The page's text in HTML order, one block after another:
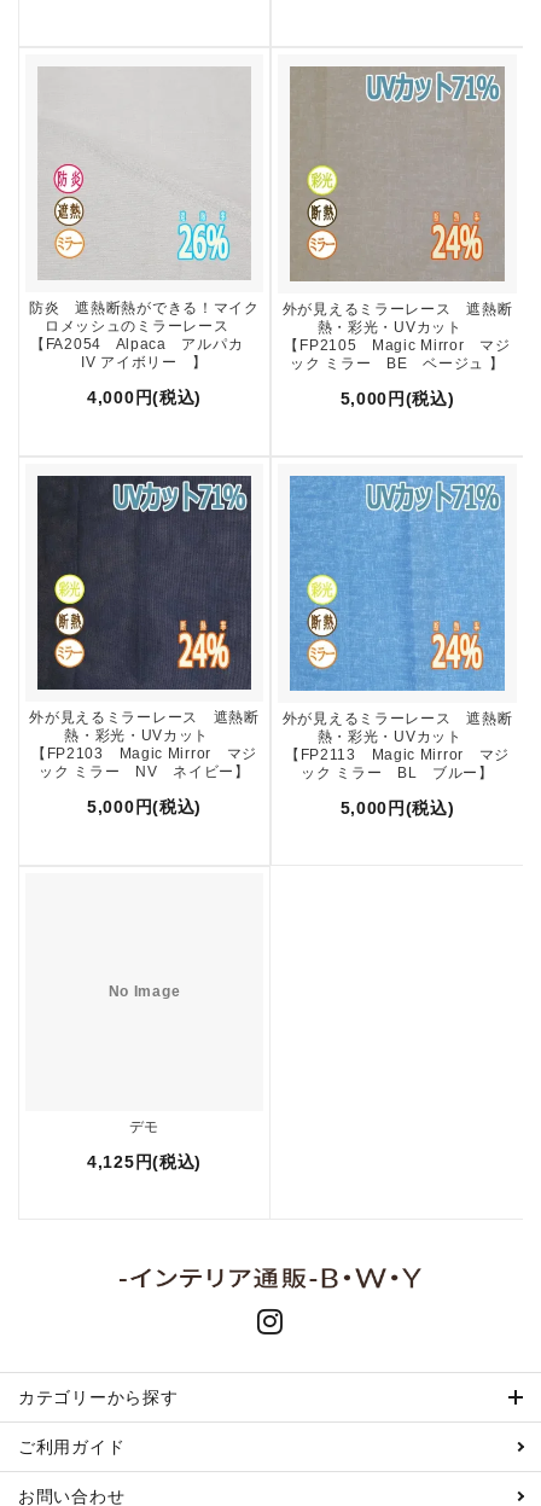
防炎 遮熱断熱ができる！マイク
ロメッシュのミラーレース
【FA2054 Alpaca アルパカ
IV アイボリー 】
4,000円(税込)
外が見えるミラーレース 遮熱断
熱・彩光・UVカット
【FP2105 Magic Mirror マジ
ック ミラー BE ベージュ 】
5,000円(税込)
外が見えるミラーレース 遮熱断
熱・彩光・UVカット
【FP2103 Magic Mirror マジ
ック ミラー NV ネイビー】
5,000円(税込)
外が見えるミラーレース 遮熱断
熱・彩光・UVカット
【FP2113 Magic Mirror マジ
ック ミラー BL ブルー】
5,000円(税込)
No Image
デモ
4,125円(税込)
カテゴリーから探す
ご利用ガイド
お問い合わせ